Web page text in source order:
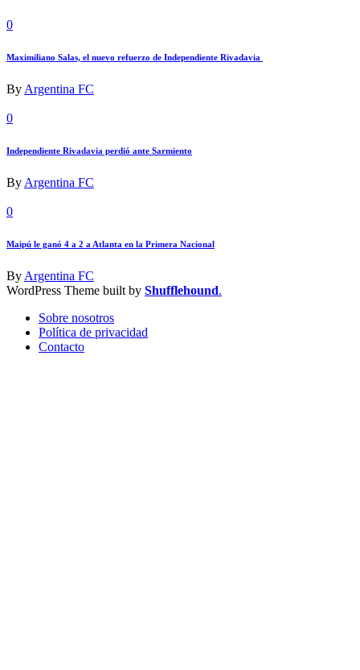
0
Maximiliano Salas, el nuevo refuerzo de Independiente Rivadavia
By Argentina FC
0
Independiente Rivadavia perdió ante Sarmiento
By Argentina FC
0
Maipú le ganó 4 a 2 a Atlanta en la Primera Nacional
By Argentina FC
WordPress Theme built by Shufflehound.
Sobre nosotros
Política de privacidad
Contacto